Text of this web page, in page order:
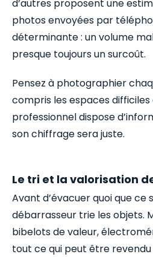
d’autres proposent une
photos envoyées par
déterminante : un volume
presque toujours un surcoût.
Pensez à photographier
compris les espaces difficiles
professionnel dispose
son chiffrage sera juste.
Le tri et la valorisation
Avant d’évacuer quoi que ce
débarrasseur trie les objets.
bibelots de valeur,
tout ce qui peut être